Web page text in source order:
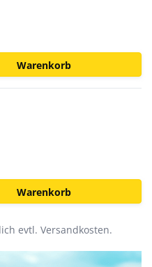
Warenkorb
Warenkorb
evtl. Versandkosten.